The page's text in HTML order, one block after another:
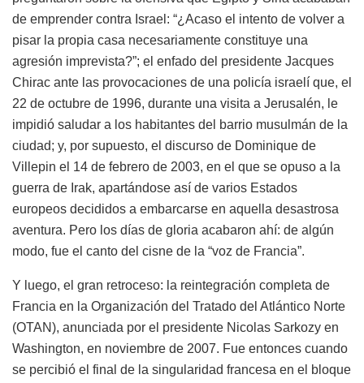
de emprender contra Israel: “¿Acaso el intento de volver a
pisar la propia casa necesariamente constituye una
agresión imprevista?”; el enfado del presidente Jacques
Chirac ante las provocaciones de una policía israelí que, el
22 de octubre de 1996, durante una visita a Jerusalén, le
impidió saludar a los habitantes del barrio musulmán de la
ciudad; y, por supuesto, el discurso de Dominique de
Villepin el 14 de febrero de 2003, en el que se opuso a la
guerra de Irak, apartándose así de varios Estados
europeos decididos a embarcarse en aquella desastrosa
aventura. Pero los días de gloria acabaron ahí: de algún
modo, fue el canto del cisne de la “voz de Francia”.
Y luego, el gran retroceso: la reintegración completa de
Francia en la Organización del Tratado del Atlántico Norte
(OTAN), anunciada por el presidente Nicolas Sarkozy en
Washington, en noviembre de 2007. Fue entonces cuando
se percibió el final de la singularidad francesa en el bloque